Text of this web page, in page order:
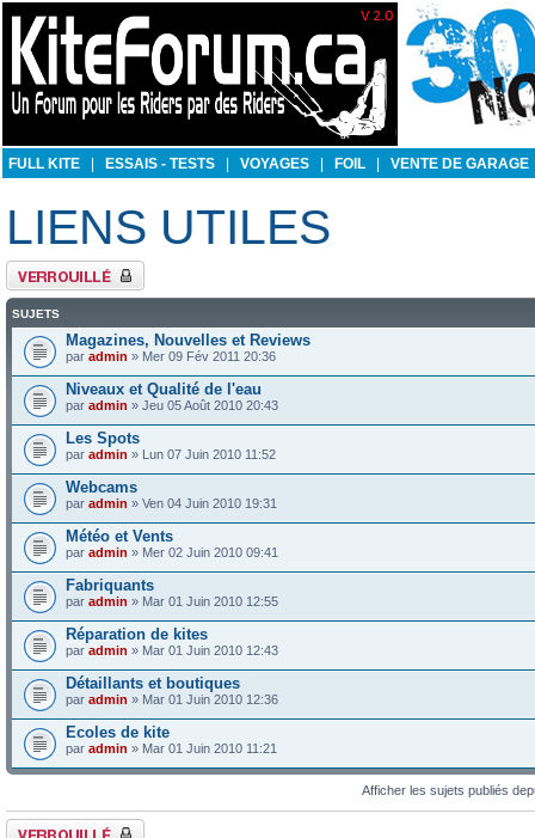
FULL KITE ESSAIS - TESTS VOYAGES FOIL VENTE DE GARAGE
LIENS UTILES
Forum verrouillé
SUJETS
Magazines, Nouvelles et Reviews
par admin » Mer 09 Fév 2011 20:36
Niveaux et Qualité de l'eau
par admin » Jeu 05 Août 2010 20:43
Les Spots
par admin » Lun 07 Juin 2010 11:52
Webcams
par admin » Ven 04 Juin 2010 19:31
Météo et Vents
par admin » Mer 02 Juin 2010 09:41
Fabriquants
par admin » Mar 01 Juin 2010 12:55
Réparation de kites
par admin » Mar 01 Juin 2010 12:43
Détaillants et boutiques
par admin » Mar 01 Juin 2010 12:36
Ecoles de kite
par admin » Mar 01 Juin 2010 11:21
Afficher les sujets publiés
Forum verrouillé